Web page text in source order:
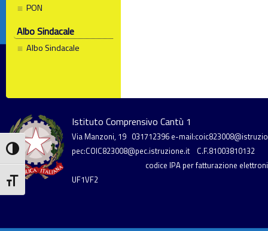
Attiva/disattiva alto contrasto
Attiva/disattiva dimensione testo
PON
Albo Sindacale
Albo Sindacale
Istituto Comprensivo Cantù 1
Via Manzoni, 19 031712396 e-
pec:COIC823008@pec.istruzione.it
C.F.81003810132
codice IPA per fatturazione
UF1VF2